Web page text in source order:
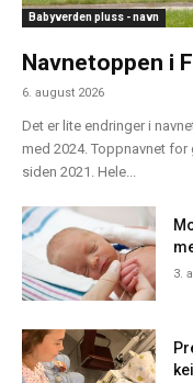
Babyverden pluss - navn
Navnetoppen i
6. august 2026
Det er lite endringer i
med 2024. Toppnavnet
siden 2021. Hele...
3.